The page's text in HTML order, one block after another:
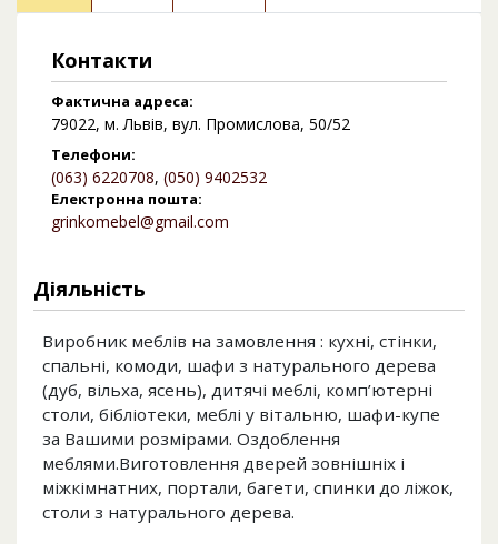
Контакти
Фактична адреса:
79022, м. Львів, вул. Промислова, 50/52
Телефони:
(063) 6220708, (050) 9402532
Електронна пошта:
grinkomebel@gmail.com
Діяльність
Виробник меблів на замовлення : кухні, стінки,
спальні, комоди, шафи з натурального дерева
(дуб, вільха, ясень), дитячі меблі, комп’ютерні
столи, бібліотеки, меблі у вітальню, шафи-купе
за Вашими розмірами. Оздоблення
меблями.Виготовлення дверей зовнішніх і
міжкімнатних, портали, багети, спинки до ліжок,
столи з натурального дерева.